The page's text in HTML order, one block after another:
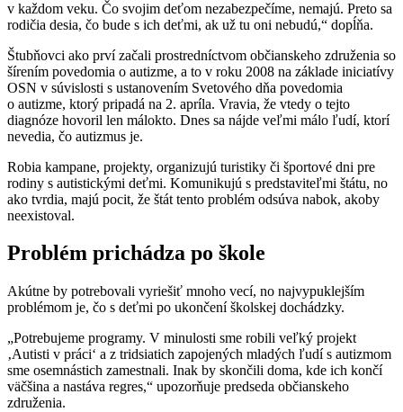
v každom veku. Čo svojim deťom nezabezpečíme, nemajú. Preto sa
rodičia desia, čo bude s ich deťmi, ak už tu oni nebudú,“ dopĺňa.
Štubňovci ako prví začali prostredníctvom občianskeho združenia so
šírením povedomia o autizme, a to v roku 2008 na základe iniciatívy
OSN v súvislosti s ustanovením Svetového dňa povedomia
o autizme, ktorý pripadá na 2. apríla. Vravia, že vtedy o tejto
diagnóze hovoril len málokto. Dnes sa nájde veľmi málo ľudí, ktorí
nevedia, čo autizmus je.
Robia kampane, projekty, organizujú turistiky či športové dni pre
rodiny s autistickými deťmi. Komunikujú s predstaviteľmi štátu, no
ako tvrdia, majú pocit, že štát tento problém odsúva nabok, akoby
neexistoval.
Problém prichádza po škole
Akútne by potrebovali vyriešiť mnoho vecí, no najvypuklejším
problémom je, čo s deťmi po ukončení školskej dochádzky.
„Potrebujeme programy. V minulosti sme robili veľký projekt
‚Autisti v práci‘ a z tridsiatich zapojených mladých ľudí s autizmom
sme osemnástich zamestnali. Inak by skončili doma, kde ich končí
väčšina a nastáva regres,“ upozorňuje predseda občianskeho
združenia.